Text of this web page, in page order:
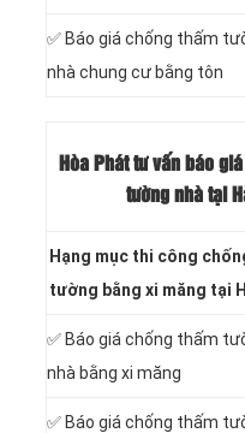
✅ Báo giá chống thấm
nhà chung cư bằng tôn
Hòa Phát tư vấn báo
tường nhà tại
Hạng mục thi công
tường bằng xi măng tại
✅ Báo giá chống thấm
nhà bằng xi măng
✅ Báo giá chống thấm